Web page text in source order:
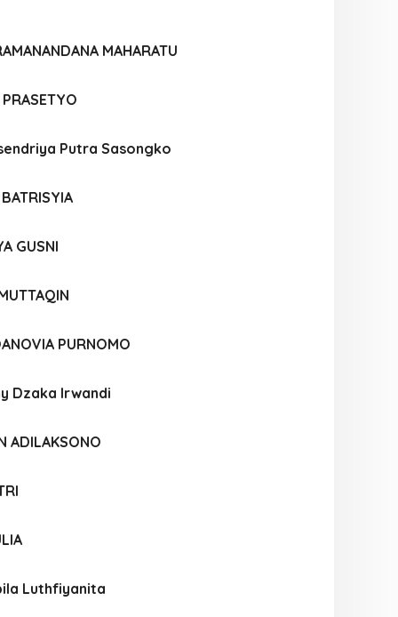
MAHARATU
Putra Sasongko
GUSNI
PURNOMO
Dzaka Irwandi
ADILAKSONO
Luthfiyanita